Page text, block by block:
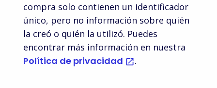
Robu.in
Guitar Center
Grainger
Reverb
Sainsbury's
Home Depot
compra solo contienen un identificador
único, pero no información sobre quién
la creó o quién la utilizó. Puedes
encontrar más información en nuestra
Política de privacidad .